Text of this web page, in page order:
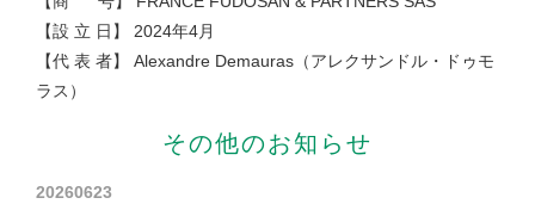
【設 立 日】 2024年4月
【代 表 者】 Alexandre Demauras（アレクサンドル・ドゥモ
ラス）
その他のお知らせ
20260623